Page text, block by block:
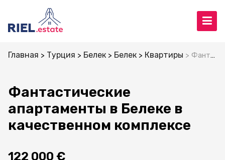
Главная Турция Белек Белек Квартиры Фантастические апартаменты в Белеке в качественном комплексе
Фантастические
апартаменты в Белеке в
качественном комплексе
122 000 €